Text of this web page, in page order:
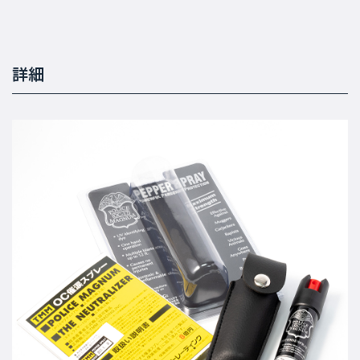
詳細